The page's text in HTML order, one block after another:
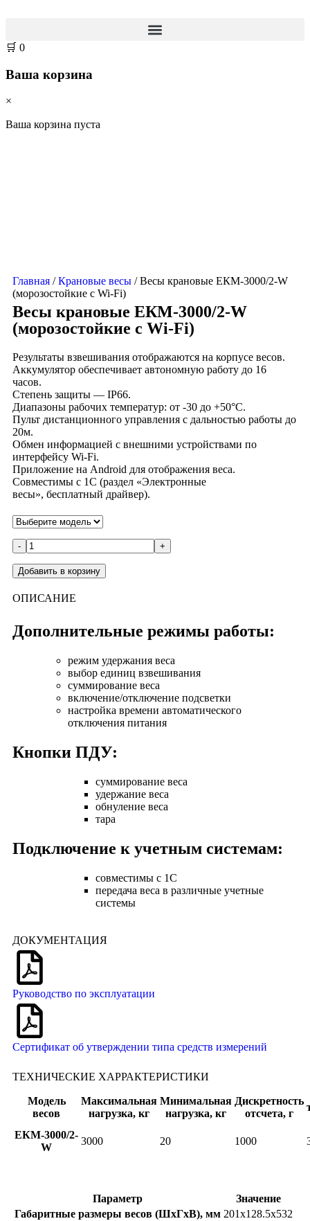
🛒 0
Ваша корзина
×
Ваша корзина пуста
Главная /Крановые весы / Весы крановые ЕКМ-3000/2-W
(морозостойкие с Wi-Fi)
Весы крановые ЕКМ-3000/2-W
(морозостойкие с Wi-Fi)
Результаты взвешивания отображаются на корпусе весов.
Аккумулятор обеспечивает автономную работу до 16
часов.
Степень защиты — IP66.
Диапазоны рабочих температур: от -30 до +50°С.
Пульт дистанционного управления с дальностью работы до
20м.
Обмен информацией с внешними устройствами по
интерфейсу Wi-Fi.
Приложение на Android для отображения веса.
Совместимы с 1С (раздел «Электронные
весы», бесплатный драйвер).
- +
Добавить в корзину
ОПИСАНИЕ
Дополнительные режимы работы:
режим удержания веса
выбор единиц взвешивания
суммирование веса
включение/отключение подсветки
настройка времени автоматического
отключения питания
Кнопки ПДУ:
суммирование веса
удержание веса
обнуление веса
тара
Подключение к учетным системам:
совместимы с 1С
передача веса в различные учетные
системы
ДОКУМЕНТАЦИЯ
Руководство по эксплуатации
Сертификат об утверждении типа средств измерений
ТЕХНИЧЕСКИЕ ХАРРАКТЕРИСТИКИ
Модель
весов
Максимальная
нагрузка, кг
Минимальная
нагрузка, кг
Дискретность
отсчета, г
ЕКМ-3000/2-
W
3000 20 1000
Параметр
Значение
Габаритные размеры весов (ШхГхВ), мм 201х128.5х532